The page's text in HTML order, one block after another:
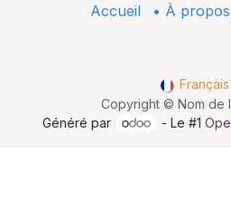
Accueil • À
Copyright © Nom de
Français
Généré par - Le #1